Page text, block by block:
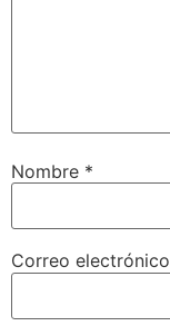
Nombre *
Correo electrónico